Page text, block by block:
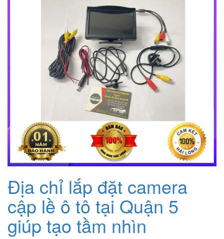
Địa chỉ lắp đặt camera
cập lề ô tô tại Quận 5
giúp tạo tầm nhìn